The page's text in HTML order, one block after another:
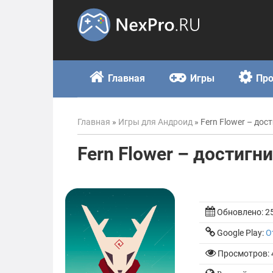
Главная Игры
Главная » Игры для Андроид » Fern Flower –
Fern Flower –
Обновлено:
Google Play:
Просмотров: